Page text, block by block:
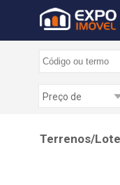
Terrenos/